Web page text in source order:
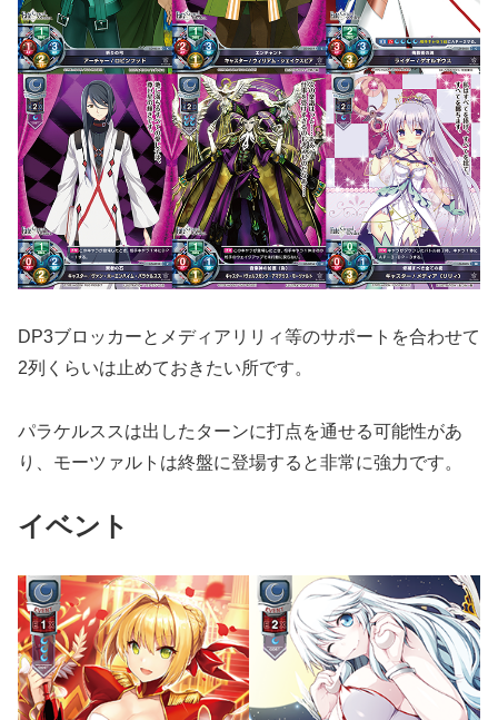
DP3ブロッカーとメディアリリィ等のサポートを合わせて
2列くらいは止めておきたい所です。
パラケルススは出したターンに打点を通せる可能性があ
り、モーツァルトは終盤に登場すると非常に強力です。
イベント